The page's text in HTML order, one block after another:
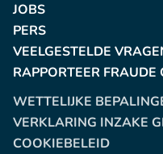
JOBS
PERS
VEELGESTELDE
RAPPORTEER FRAUDE
WETTELIJKE
VERKLARING INZAKE
COOKIEBELEID